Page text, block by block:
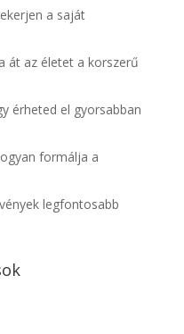
a saját
át az életet a korszerű
érheted el gyorsabban
formálja a
legfontosabb